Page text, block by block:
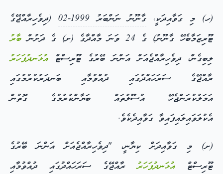
(ހ) މި ގަވާއިދަކީ، ގާނޫނު ނަންބަރު 1999-02
(ދިވެހިރާއްޖޭގެ
ޓޫރިޒަމާބެހޭ ގާނޫނު) ގެ 24 ވަނަ މާއްދާގެ (ށ) ގެ ދަށުން
ބާރު
ލިބިގެން، ދިވެހިރާއްޖެއަށް އަންނަ ބޭރުގެ ޓޫރިސްޓް އުޅަނދުފަހަރު
ރާއްޖޭގެ ސަރަހައްދުގައި ދުއްވުމާއި ބަނދަރުކުރުމުގައި
އަމަލުކުރަންޖެހޭ އުސޫލުތައް ބަޔާންކުރުމުގެ ގޮތުން
އެކުލަވައިލައިފައިވާ ގަވާއިދެކެވެ.
(ށ) މި ގަވާއިދަށް ކިޔާނީ، "ދިވެހިރާއްޖެއަށް އަންނަ ބޭރުގެ
ޓޫރިސްޓް އުޅަނދުފަހަރުރާއްޖޭގެ ސަރަހައްދުގައި ދުއްވުމާއި